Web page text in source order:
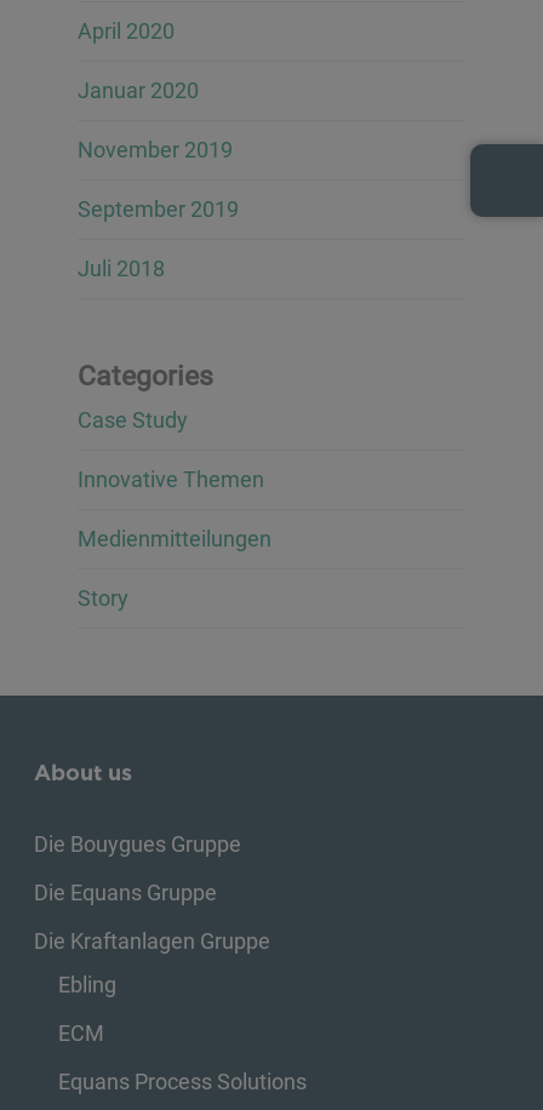
April 2020
Januar 2020
November 2019
September 2019
Juli 2018
Categories
Case Study
Innovative Themen
Medienmitteilungen
Story
About us
Die Bouygues Gruppe
Die Equans Gruppe
Die Kraftanlagen Gruppe
Ebling
ECM
Equans Process Solutions